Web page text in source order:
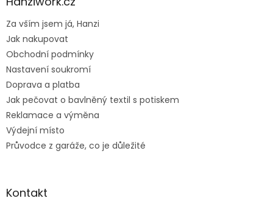
Za vším jsem já, Hanzi
Jak nakupovat
Obchodní podmínky
Nastavení soukromí
Doprava a platba
Jak pečovat o bavlněný textil s potiskem
Reklamace a výměna
Výdejní místo
Průvodce z garáže, co je důležité
Kontakt